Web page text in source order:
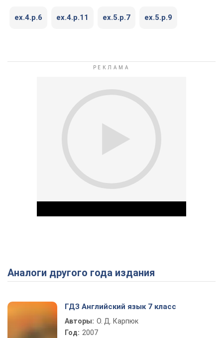
ex.4.p.6 ex.4.p.11 ex.5.p.7 ex.5.p.9
Play Video
Аналоги другого года издания
ГДЗ Английский язык 7 класс
Авторы: О. Д. Карпюк
Год: 2007